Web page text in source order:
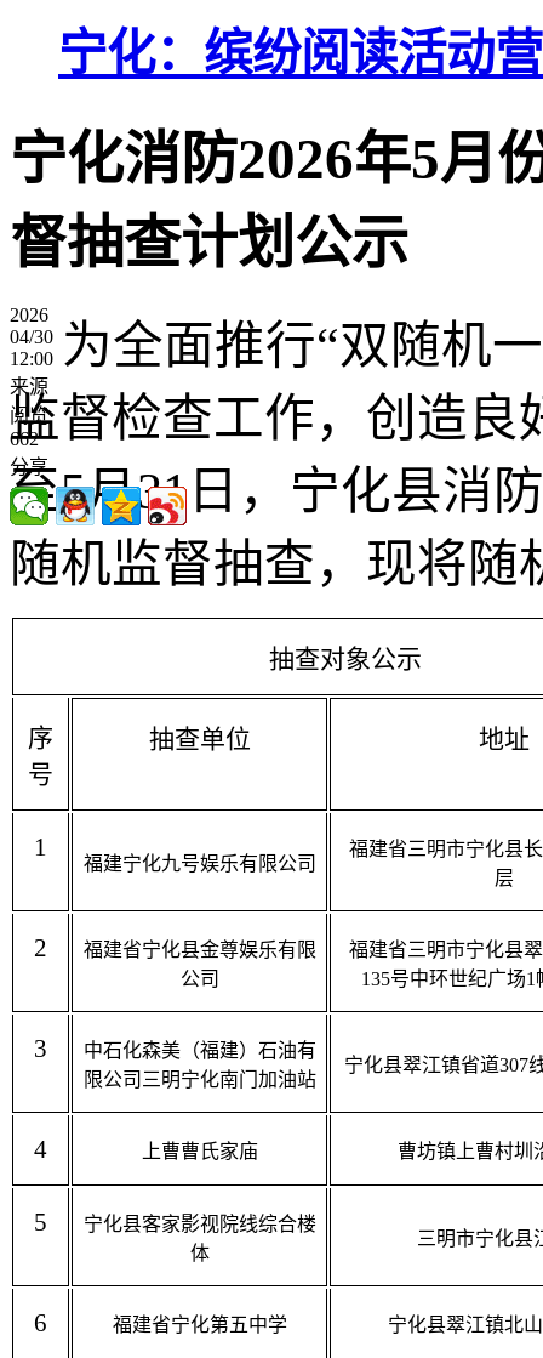
宁化：缤纷阅读活动
宁化消防2026年5月
督抽查计划公示
2026
04/30
12:00
来源
阅览
662
分享
为全面推行“双随机
监督检查工作，创造良
至5月31日，宁化县消
随机监督抽查，现将
抽查对象公示
序
号
抽查单位 地址
1
福建宁化九号娱乐有限公司
福建省三明市宁化县
层
2
福建省宁化县金尊娱乐有限
公司
福建省三明市宁化县
135号中环世纪广场1
3
中石化森美（福建）石油有
限公司三明宁化南门加油站
宁化县翠江镇省道307
4 上曹曹氏家庙 曹坊镇上曹村圳
5
宁化县客家影视院线综合楼
体
三明市宁化县
6 福建省宁化第五中学 宁化县翠江镇北